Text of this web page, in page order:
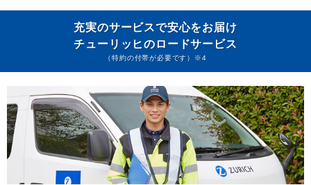
充実のサービスで安心をお届け
チューリッヒのロードサービス
（特約の付帯が必要です）※4